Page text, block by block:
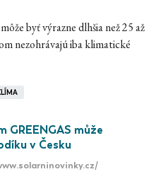
byť výrazne dlhšia než 25 až
nezohrávajú iba klimatické
může
v Česku